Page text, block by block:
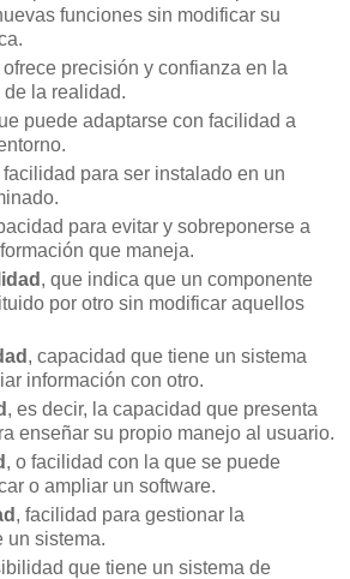
funciones sin modificar su
ofrece precisión y confianza en la
la realidad.
puede adaptarse con facilidad a
facilidad para ser instalado en un
para evitar y sobreponerse a
que maneja.
, que indica que un componente
por otro sin modificar aquellos
, capacidad que tiene un sistema
información con otro.
, es decir, la capacidad que presenta
enseñar su propio manejo al usuario.
, o facilidad con la que se puede
o ampliar un software.
, facilidad para gestionar la
un sistema.
que tiene un sistema de